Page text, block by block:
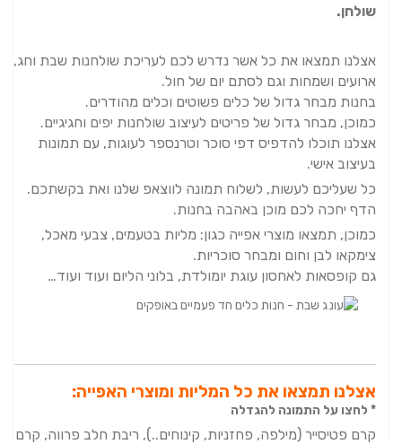
שולחן.
אצלנו תמצאו את כל אשר נדרש לכם לעריכת שולחנות שבת וחג,
ארועים ושמחות וגם לסתם יום של חול.
בחנות מבחר גדול של כלים פשוטים וכלים מהודרים.
כמוכן, מבחר גדול של פריטים לעיצוב שולחנות יפים וחגיגיים.
אצלנו תוכלו להדפיס דפי סוכר וטרנספר לעוגות, עם תמונות
בעיצוב אישי.
כל שעליכם לעשות, לשלוח תמונה לווצאפ שלנו ואת בקשתכם.
הדף יחכה לכם מוכן באהבה בחנות.
כמוכן, תמצאו מוצרי אפייה כגון: מליות בטעמים, צבעי מאכל,
צימקאו לבן וחום ומבחר סוכריות.
גם קופסאות לאחסון עוגת יומולדת, בלוני הליום ועוד ועוד…
אצלנו תמצאו את כל המליות ומוצרי האפייה:
* לחצו על התמונה להגדלה
קרם פטיסייר (מילפה, פחזניות, קינוחים..), ריבת חלב פרווה, קרם